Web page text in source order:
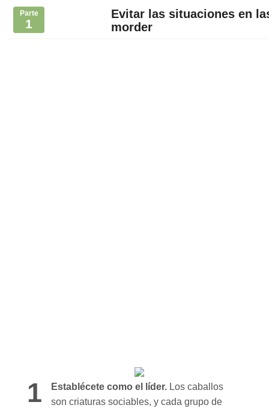
Parte
1
Evitar las situaciones en
morder
1 Establécete como el líder. Los caballos
son criaturas sociables, y cada grupo de